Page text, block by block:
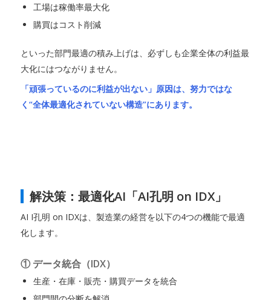
工場は稼働率最大化
購買はコスト削減
といった部門最適の積み上げは、必ずしも企業全体の利益最
大化にはつながりません。
「頑張っているのに利益が出ない」原因は、努力ではな
く“全体最適化されていない構造”にあります。
解決策：最適化AI「AI孔明 on IDX」
AI I孔明 on IDXは、製造業の経営を以下の4つの機能で最適
化します。
① データ統合（IDX）
生産・在庫・販売・購買データを統合